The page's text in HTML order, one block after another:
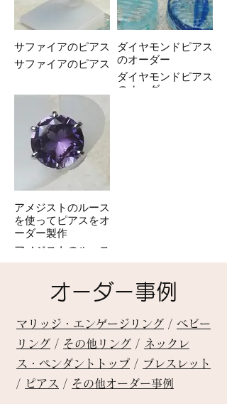
サファイアのピアス
サファイアのピアス
ダイヤモンドピアス
のオーダー
ダイヤモンドピアス
のオーダー
アメジストのルース
を使ってピアスをオ
ーダー製作
アメジストのルース
を使ってピアスをオ
オーダー事例
マリッジ・エンゲージリング / ベビー
リング / その他リング / ネックレ
ス・ペンダントトップ / ブレスレット
/ ピアス / その他オーダー事例